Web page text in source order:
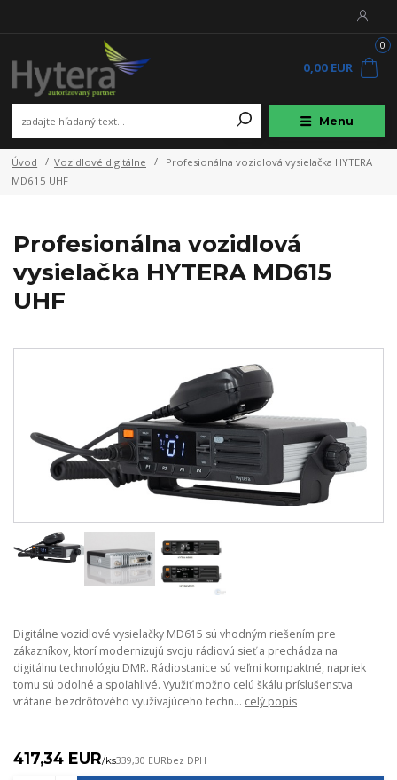
Menu
0
0,00 EUR
Úvod Vozidlové digitálne
Profesionálna vozidlová vysielačka HYTERA
MD615 UHF
Profesionálna vozidlová
vysielačka HYTERA MD615
UHF
Digitálne vozidlové vysielačky MD615 sú vhodným riešením pre
zákazníkov, ktorí modernizujú svoju rádiovú sieť a prechádza na
digitálnu technológiu DMR. Rádiostanice sú veľmi kompaktné, napriek
tomu sú odolné a spoľahlivé. Využiť možno celú škálu príslušenstva
vrátane bezdrôtového využívajúceho techn... celý popis
417,34 EUR/ks339,30 EURbez DPH